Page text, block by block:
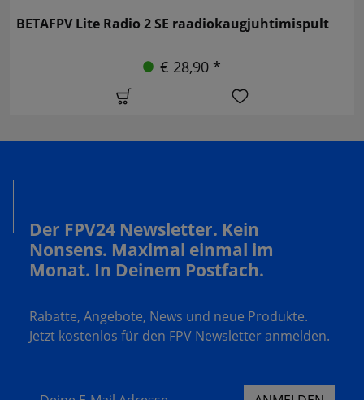
BETAFPV Lite Radio 2 SE raadiokaugjuhtimispult
€ 28,90 *
Der FPV24 Newsletter. Kein
Nonsens. Maximal einmal im
Monat. In Deinem Postfach.
Rabatte, Angebote, News und neue Produkte.
Jetzt kostenlos für den FPV Newsletter anmelden.
Deine E-Mail Adresse